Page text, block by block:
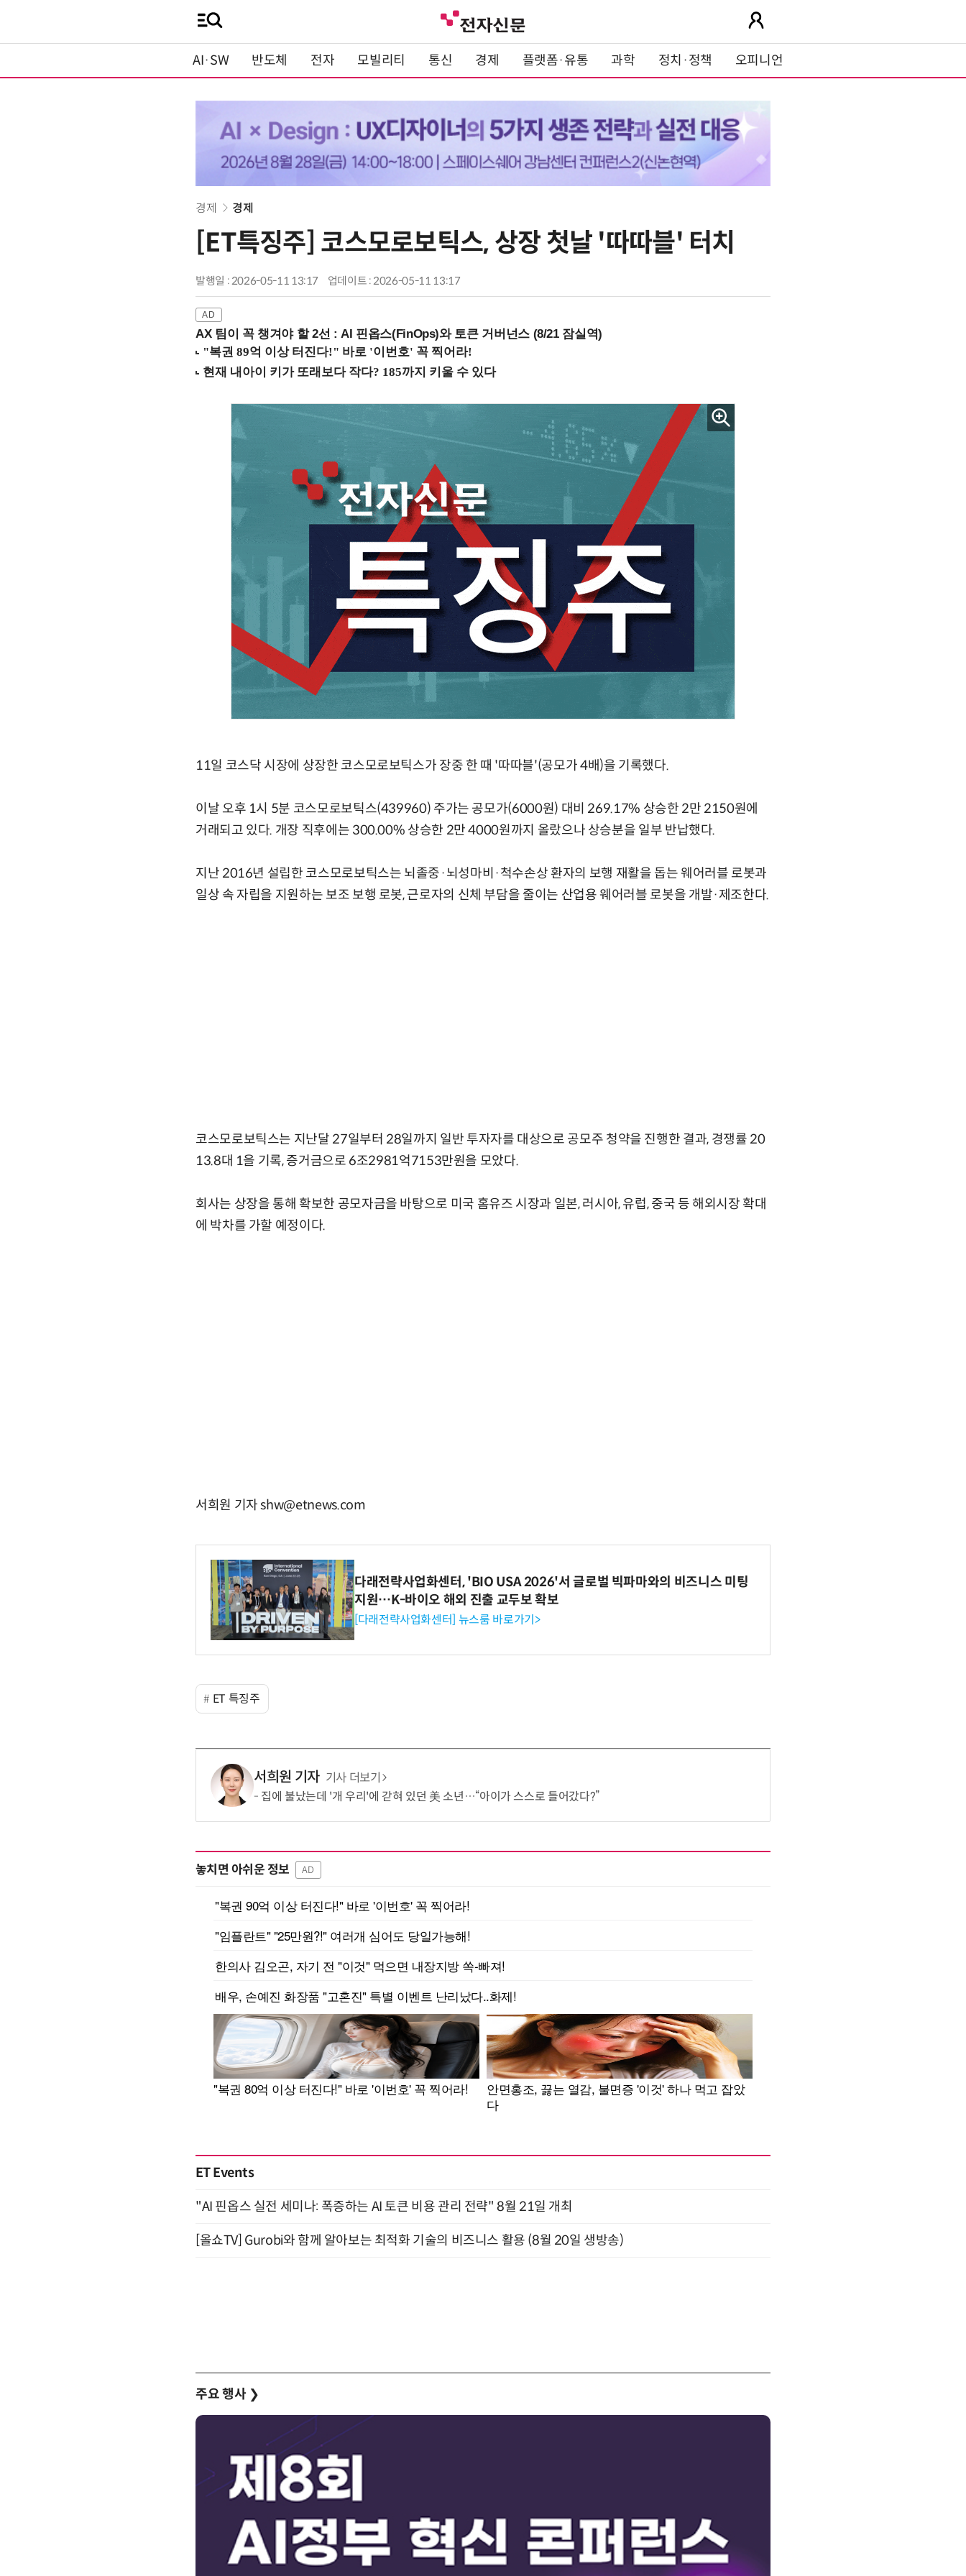
AI·SW 반도체 전자 모빌리티 통신 경제 플랫폼·유통 과학 정치·정책 오피니언
경제 경제
[ET특징주] 코스모로보틱스, 상장 첫날 '따따블' 터치
발행일 : 2026-05-11 13:17 업데이트 : 2026-05-11 13:17
AX 팀이 꼭 챙겨야 할 2선 : AI 핀옵스(FinOps)와 토큰 거버넌스 (8/21 잠실역)
11일 코스닥 시장에 상장한 코스모로보틱스가 장중 한 때 '따따블'(공모가 4배)을 기록했다.
이날 오후 1시 5분 코스모로보틱스(439960) 주가는 공모가(6000원) 대비 269.17% 상승한 2만 2150원에
거래되고 있다. 개장 직후에는 300.00% 상승한 2만 4000원까지 올랐으나 상승분을 일부 반납했다.
지난 2016년 설립한 코스모로보틱스는 뇌졸중·뇌성마비·척수손상 환자의 보행 재활을 돕는 웨어러블 로봇과
일상 속 자립을 지원하는 보조 보행 로봇, 근로자의 신체 부담을 줄이는 산업용 웨어러블 로봇을 개발·제조한다.
코스모로보틱스는 지난달 27일부터 28일까지 일반 투자자를 대상으로 공모주 청약을 진행한 결과, 경쟁률 20
13.8대 1을 기록, 증거금으로 6조2981억7153만원을 모았다.
회사는 상장을 통해 확보한 공모자금을 바탕으로 미국 홈유즈 시장과 일본, 러시아, 유럽, 중국 등 해외시장 확대
에 박차를 가할 예정이다.
서희원 기자 shw@etnews.com
다래전략사업화센터, 'BIO USA 2026'서 글로벌 빅파마와의 비즈니스 미팅
지원…K-바이오 해외 진출 교두보 확보
[다래전략사업화센터] 뉴스룸 바로가기>
ET 특징주
서희원 기자 기사 더보기
집에 불났는데 '개 우리'에 갇혀 있던 美 소년…“아이가 스스로 들어갔다?”
놓치면 아쉬운 정보 AD
ET Events
"AI 핀옵스 실전 세미나: 폭증하는 AI 토큰 비용 관리 전략" 8월 21일 개최
[올쇼TV] Gurobi와 함께 알아보는 최적화 기술의 비즈니스 활용 (8월 20일 생방송)
주요 행사 ❯